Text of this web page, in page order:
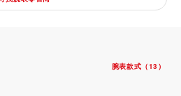
腕表款式（13）